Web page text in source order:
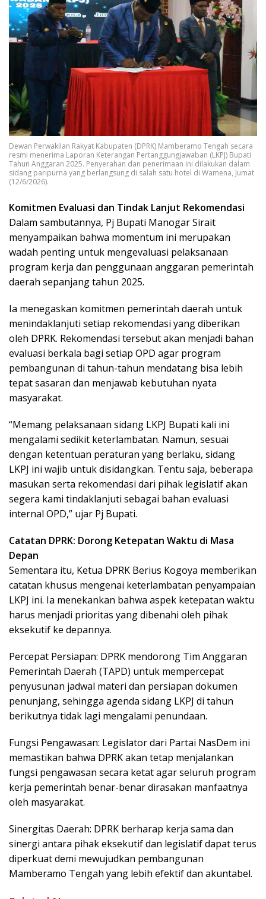
Dewan Perwakilan Rakyat Kabupaten (DPRK) Mamberamo Tengah secara
resmi menerima Laporan Keterangan Pertanggungjawaban (LKPJ) Bupati
Tahun Anggaran 2025. Penyerahan dan penerimaan ini dilakukan dalam
sidang paripurna yang berlangsung di salah satu hotel di Wamena, Jumat
(12/6/2026).
Komitmen Evaluasi dan Tindak Lanjut Rekomendasi
Dalam sambutannya, Pj Bupati Manogar Sirait
menyampaikan bahwa momentum ini merupakan
wadah penting untuk mengevaluasi pelaksanaan
program kerja dan penggunaan anggaran pemerintah
daerah sepanjang tahun 2025.
Ia menegaskan komitmen pemerintah daerah untuk
menindaklanjuti setiap rekomendasi yang diberikan
oleh DPRK. Rekomendasi tersebut akan menjadi bahan
evaluasi berkala bagi setiap OPD agar program
pembangunan di tahun-tahun mendatang bisa lebih
tepat sasaran dan menjawab kebutuhan nyata
masyarakat.
“Memang pelaksanaan sidang LKPJ Bupati kali ini
mengalami sedikit keterlambatan. Namun, sesuai
dengan ketentuan peraturan yang berlaku, sidang
LKPJ ini wajib untuk disidangkan. Tentu saja, beberapa
masukan serta rekomendasi dari pihak legislatif akan
segera kami tindaklanjuti sebagai bahan evaluasi
internal OPD,” ujar Pj Bupati.
Catatan DPRK: Dorong Ketepatan Waktu di Masa
Depan
Sementara itu, Ketua DPRK Berius Kogoya memberikan
catatan khusus mengenai keterlambatan penyampaian
LKPJ ini. Ia menekankan bahwa aspek ketepatan waktu
harus menjadi prioritas yang dibenahi oleh pihak
eksekutif ke depannya.
Percepat Persiapan: DPRK mendorong Tim Anggaran
Pemerintah Daerah (TAPD) untuk mempercepat
penyusunan jadwal materi dan persiapan dokumen
penunjang, sehingga agenda sidang LKPJ di tahun
berikutnya tidak lagi mengalami penundaan.
Fungsi Pengawasan: Legislator dari Partai NasDem ini
memastikan bahwa DPRK akan tetap menjalankan
fungsi pengawasan secara ketat agar seluruh program
kerja pemerintah benar-benar dirasakan manfaatnya
oleh masyarakat.
Sinergitas Daerah: DPRK berharap kerja sama dan
sinergi antara pihak eksekutif dan legislatif dapat terus
diperkuat demi mewujudkan pembangunan
Mamberamo Tengah yang lebih efektif dan akuntabel.